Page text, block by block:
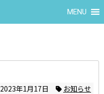
MENU
2023年1月17日 お知らせ